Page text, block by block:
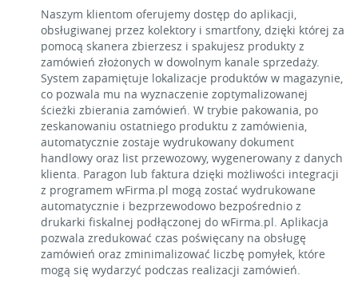
Naszym klientom oferujemy dostęp do aplikacji,
obsługiwanej przez kolektory i smartfony, dzięki której za
pomocą skanera zbierzesz i spakujesz produkty z
zamówień złożonych w dowolnym kanale sprzedaży.
System zapamiętuje lokalizacje produktów w magazynie,
co pozwala mu na wyznaczenie zoptymalizowanej
ścieżki zbierania zamówień. W trybie pakowania, po
zeskanowaniu ostatniego produktu z zamówienia,
automatycznie zostaje wydrukowany dokument
handlowy oraz list przewozowy, wygenerowany z danych
klienta. Paragon lub faktura dzięki możliwości integracji
z programem wFirma.pl mogą zostać wydrukowane
automatycznie i bezprzewodowo bezpośrednio z
drukarki fiskalnej podłączonej do wFirma.pl. Aplikacja
pozwala zredukować czas poświęcany na obsługę
zamówień oraz zminimalizować liczbę pomyłek, które
mogą się wydarzyć podczas realizacji zamówień.